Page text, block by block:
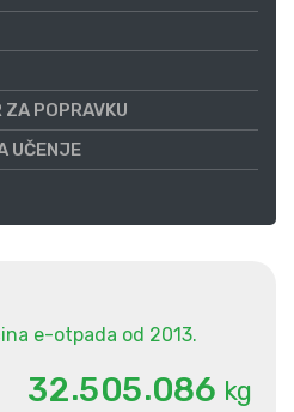
ZA POPRAVKU
UČENJE
e-otpada od 2013.
32.505.086 kg